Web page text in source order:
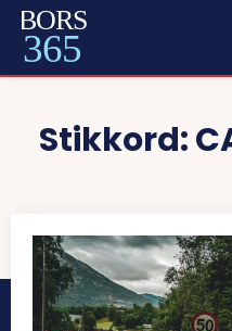
BORS
365
Stikkord: